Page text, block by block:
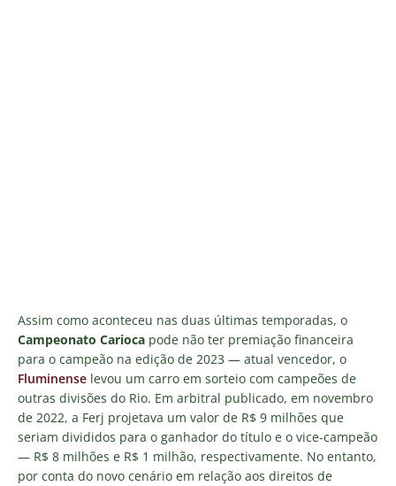
Assim como aconteceu nas duas últimas temporadas, o
Campeonato Carioca pode não ter premiação financeira
para o campeão na edição de 2023 — atual vencedor, o
Fluminense levou um carro em sorteio com campeões de
outras divisões do Rio. Em arbitral publicado, em novembro
de 2022, a Ferj projetava um valor de R$ 9 milhões que
seriam divididos para o ganhador do título e o vice-campeão
— R$ 8 milhões e R$ 1 milhão, respectivamente. No entanto,
por conta do novo cenário em relação aos direitos de